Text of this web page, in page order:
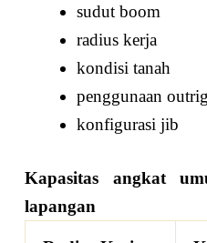
sudut boom
radius kerja
kondisi tanah
penggunaan
konfigurasi jib
Kapasitas angkat
lapangan